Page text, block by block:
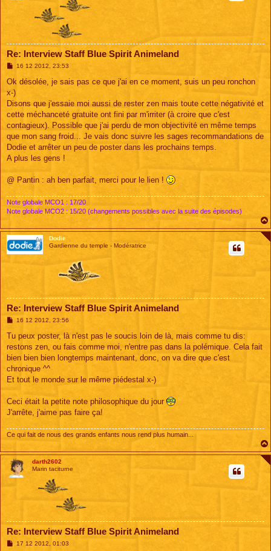
Re: Interview Staff Blue Spirit Animeland
M
s
a
g
16 12 2012, 23:53
Ok désolée, je sais pas ce que j'ai en ce moment, suis un peu ronchon
x-)
Disons que j'essaie moi aussi de rester zen mais toute cette négativité et
cette méchanceté gratuite ont fini par m'irriter (à croire que c'est
contagieux). Possible que j'ai perdu de mon objectivité en même temps
que mon sang froid... Je vais donc suivre les sages recommandations de
Dodie et arrêter un peu de poster dans les prochains temps.
A plus les gens !
@ Pantin : ah ben parfait, merci pour le lien !
Note globale MCO1 : 17/20
Note globale MCO2 : 15/20 (changements possibles avec la suite des épisodes)
Dodie
Gardienne du temple - Modératrice
Re: Interview Staff Blue Spirit Animeland
M
s
a
g
16 12 2012, 23:56
Tu peux poster, là n'est pas le soucis loin de là, mais comme tu dis:
restons zen, ou fais comme moi, n'entre pas dans la polémique. Cela fait
bien bien bien longtemps maintenant, donc, on va dire que c'est
chronique ^^
Et tout le monde sur le même piédestal x-)
Ceci était la petite note philosophique du jour
J'arrête, j'aime pas faire ça!
Ce qui fait de nous des grands enfants nous rend plus humain...
darth2602
Marin taciturne
Re: Interview Staff Blue Spirit Animeland
M17 12 2012, 01:03